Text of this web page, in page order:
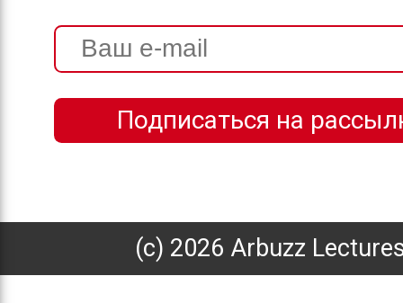
(с) 2026 Arbuzz